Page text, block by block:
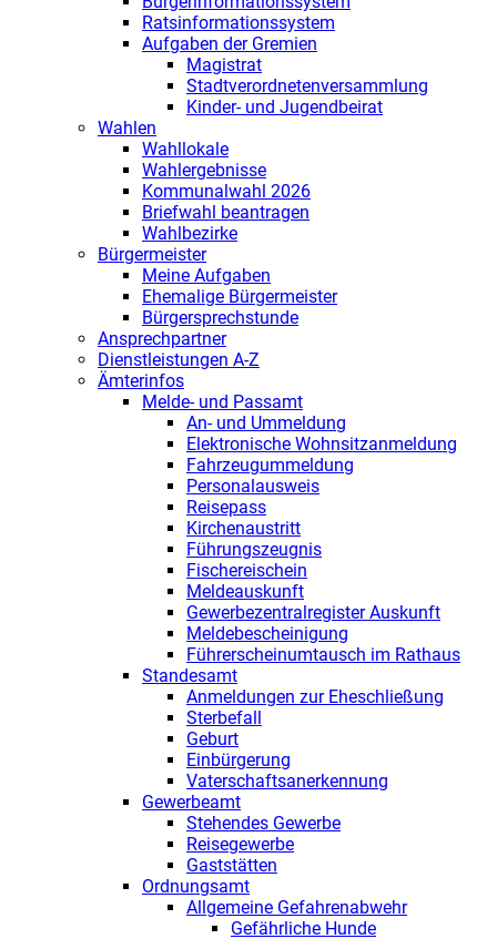
Ratsinformationssystem
Aufgaben der Gremien
Magistrat
Stadtverordnetenversammlung
Kinder- und Jugendbeirat
Wahlen
Wahllokale
Wahlergebnisse
Kommunalwahl 2026
Briefwahl beantragen
Wahlbezirke
Bürgermeister
Meine Aufgaben
Ehemalige Bürgermeister
Bürgersprechstunde
Ansprechpartner
Dienstleistungen A-Z
Ämterinfos
Melde- und Passamt
An- und Ummeldung
Elektronische Wohnsitzanmeldung
Fahrzeugummeldung
Personalausweis
Reisepass
Kirchenaustritt
Führungszeugnis
Fischereischein
Meldeauskunft
Gewerbezentralregister Auskunft
Meldebescheinigung
Führerscheinumtausch im Rathaus
Standesamt
Anmeldungen zur Eheschließung
Sterbefall
Geburt
Einbürgerung
Vaterschaftsanerkennung
Gewerbeamt
Stehendes Gewerbe
Reisegewerbe
Gaststätten
Ordnungsamt
Allgemeine Gefahrenabwehr
Gefährliche Hunde